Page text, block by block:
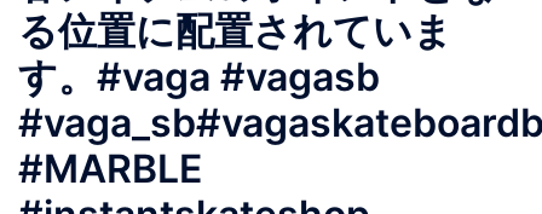
る位置に配置されていま
す。#vaga #vagasb
#MARBLE